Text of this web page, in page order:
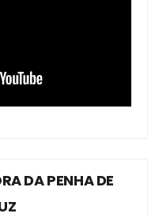
DA PENHA DE